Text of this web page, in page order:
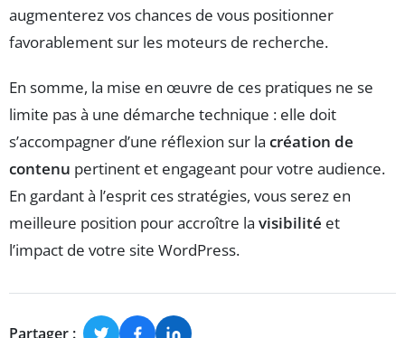
augmenterez vos chances de vous positionner
favorablement sur les moteurs de recherche.
En somme, la mise en œuvre de ces pratiques ne se
limite pas à une démarche technique : elle doit
s’accompagner d’une réflexion sur la création de
contenu pertinent et engageant pour votre audience.
En gardant à l’esprit ces stratégies, vous serez en
meilleure position pour accroître la visibilité et
l’impact de votre site WordPress.
Partager :